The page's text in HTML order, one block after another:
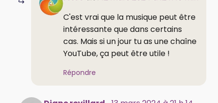
C'est vrai que la musique peut être
intéressante que dans certains
cas. Mais si un jour tu as une chaîne
YouTube, ça peut être utile !
Répondre